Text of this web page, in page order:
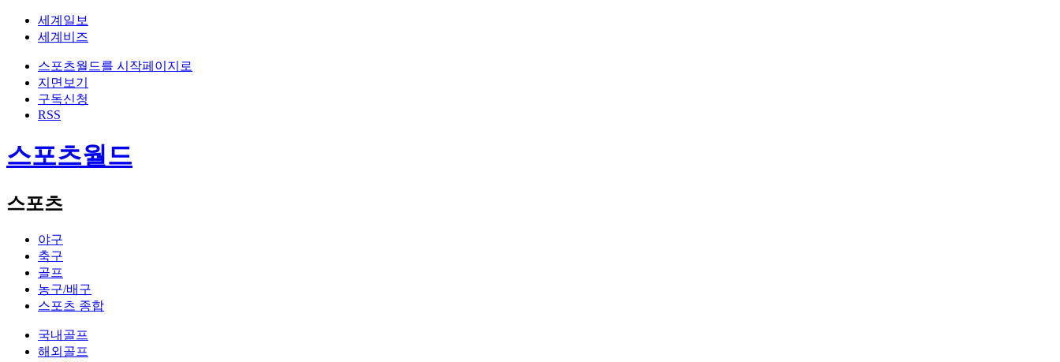
세계일보
세계비즈
스포츠월드를 시작페이지로
지면보기
구독신청
RSS
스포츠월드
스포츠
야구
축구
골프
농구/배구
스포츠 종합
국내골프
해외골프